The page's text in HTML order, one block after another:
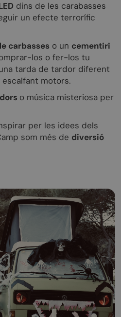
dins de les carabasses
un efecte terrorífic
carbasses o un cementiri
los o fer-los tu
tarda de tardor diferent
motors.
o música misteriosa per
per les idees dels
som més de diversió